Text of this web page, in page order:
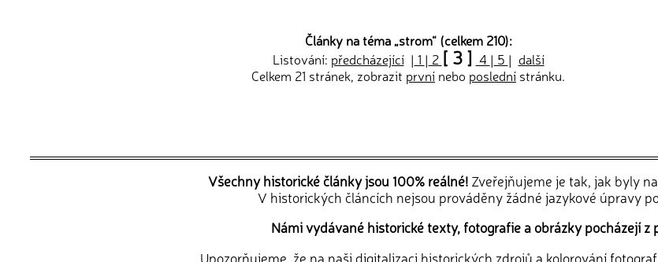
Články na téma „strom“ (celkem 210):
Listování: předcházející| 1 | 2 [ 3 ] 4 | 5 | další
Celkem 21 stránek, zobrazit první nebo poslední stránku.
Všechny historické články jsou 100% reálné! Zveřejňujeme je tak, jak byly
V historických článcích nejsou prováděny žádné jazykové úpravy
Námi vydávané historické texty, fotografie a obrázky pocházejí z
Upozorňujeme, že na naši digitalizaci historických zdrojů a kolorování